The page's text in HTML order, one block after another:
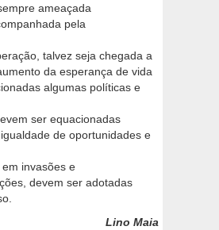
ameaçada
pela
talvez seja chegada a
da esperança de vida
algumas políticas e
ser equacionadas
de oportunidades e
invasões e
devem ser adotadas
Lino Maia